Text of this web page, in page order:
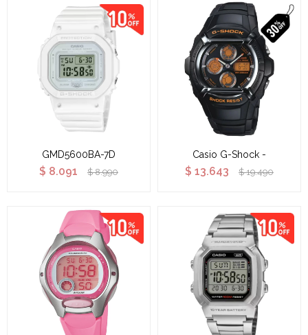
GMD5600BA-7D
$ 8.091 $ 8.990
Casio G-Shock -
$ 13.643 $ 19.490